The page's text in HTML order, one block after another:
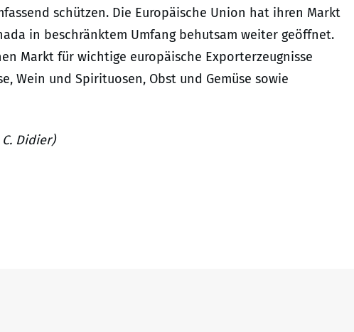
schützen. Die Europäische Union hat ihren Markt
in beschränktem Umfang behutsam weiter geöffnet.
Markt für wichtige europäische Exporterzeugnisse
Wein und Spirituosen, Obst und Gemüse sowie
Didier)